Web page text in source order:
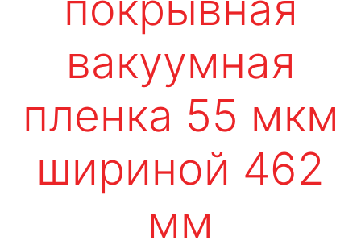
вакуумная
пленка 55 мкм
шириной 462
мм